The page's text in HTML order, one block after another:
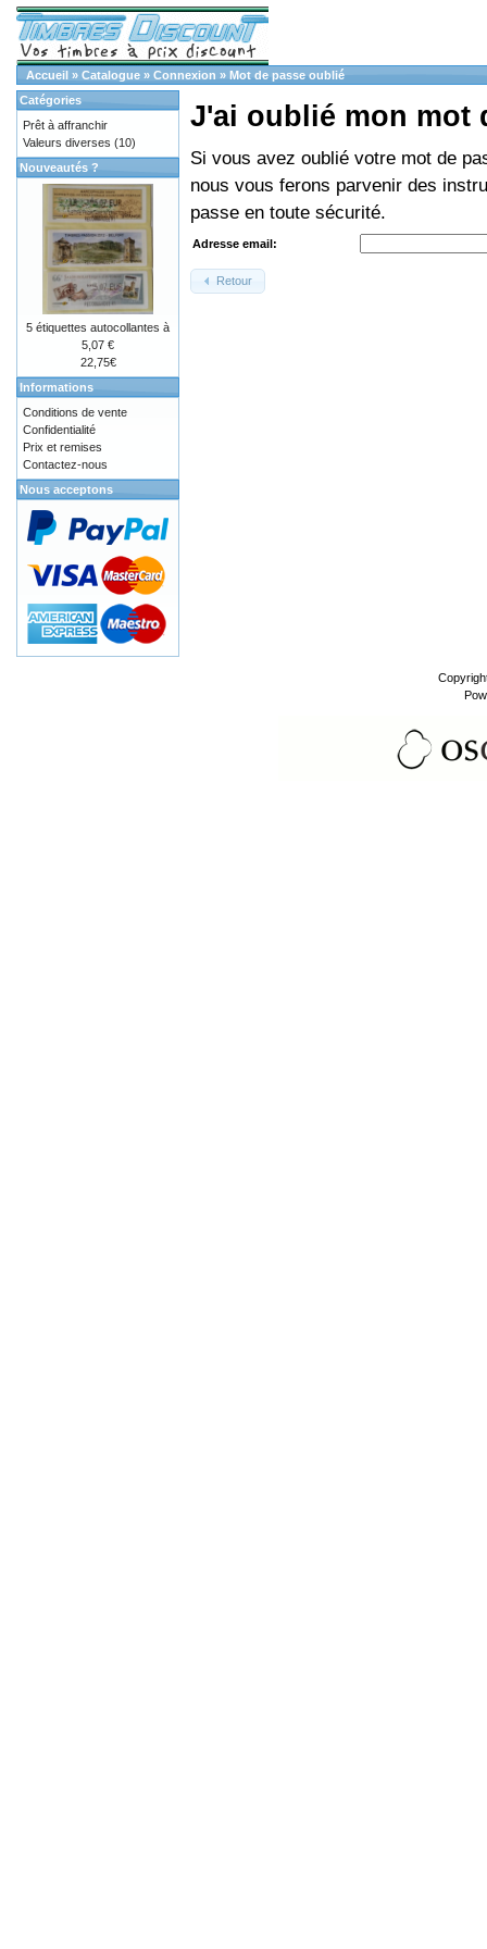
Accueil » Catalogue » Connexion » Mot de passe oublié
J'ai oublié mon mot
Si vous avez oublié votre mot de
nous vous ferons parvenir des
passe en toute sécurité.
Adresse email:
Retour
Catégories
Prêt à affranchir
Valeurs diverses (10)
Nouveautés ?
5 étiquettes autocollantes à
5,07 €
22,75€
Informations
Conditions de vente
Confidentialité
Prix et remises
Contactez-nous
Nous acceptons